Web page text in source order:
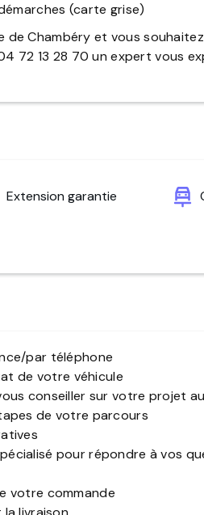
(carte grise)
de Chambéry et vous
72 13 28 70 un expert vous
Extension garantie
par téléphone
de votre véhicule
conseiller sur votre projet
de votre parcours
pour répondre à vos
votre commande